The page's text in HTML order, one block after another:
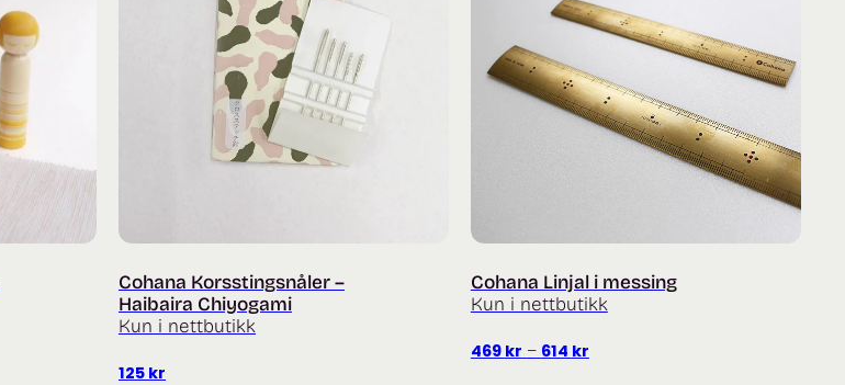
Cohana Korsstingsnåler –
Haibaira Chiyogami
Kun i nettbutikk
125 kr
Cohana Linjal i messing
Kun i nettbutikk
469 kr – 614 krPrisområde: